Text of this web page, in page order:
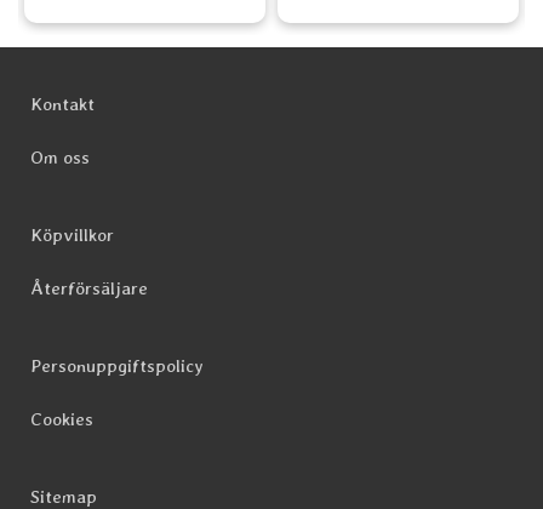
Kontakt
Om oss
Köpvillkor
Återförsäljare
Personuppgiftspolicy
Cookies
Sitemap